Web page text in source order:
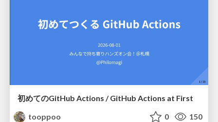
初めてのGitHub Actions / GitHub Actions at First
tooppoo
0 150